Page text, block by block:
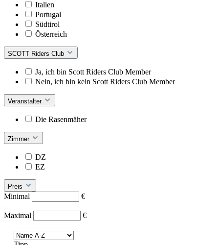
Italien
Portugal
Südtirol
Österreich
SCOTT Riders Club
Ja, ich bin Scott Riders Club Member
Nein, ich bin kein Scott Riders Club Member
Veranstalter
Die Rasenmäher
Zimmer
DZ
EZ
Preis
Minimal
€
–
Maximal
€